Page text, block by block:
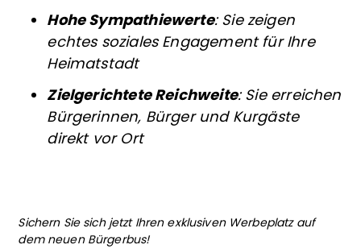
Hohe Sympathiewerte: Sie zeigen
echtes soziales Engagement für Ihre
Heimatstadt
Zielgerichtete Reichweite: Sie erreichen
Bürgerinnen, Bürger und Kurgäste
direkt vor Ort
Sichern Sie sich jetzt Ihren exklusiven Werbeplatz auf
dem neuen Bürgerbus!